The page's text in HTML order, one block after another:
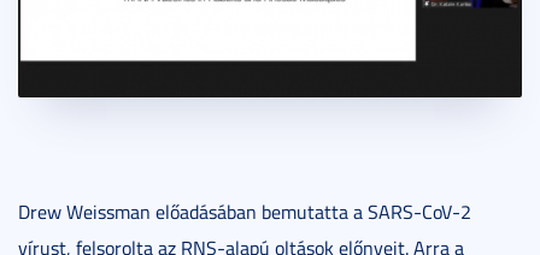
Drew Weissman előadásában bemutatta a SARS-CoV-2
vírust, felsorolta az RNS-alapú oltások előnyeit. Arra a